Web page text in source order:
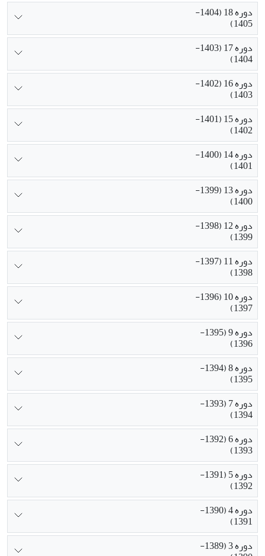
دوره 18 (1404-
1405)
دوره 17 (1403-
1404)
دوره 16 (1402-
1403)
دوره 15 (1401-
1402)
دوره 14 (1400-
1401)
دوره 13 (1399-
1400)
دوره 12 (1398-
1399)
دوره 11 (1397-
1398)
دوره 10 (1396-
1397)
دوره 9 (1395-
1396)
دوره 8 (1394-
1395)
دوره 7 (1393-
1394)
دوره 6 (1392-
1393)
دوره 5 (1391-
1392)
دوره 4 (1390-
1391)
دوره 3 (1389-